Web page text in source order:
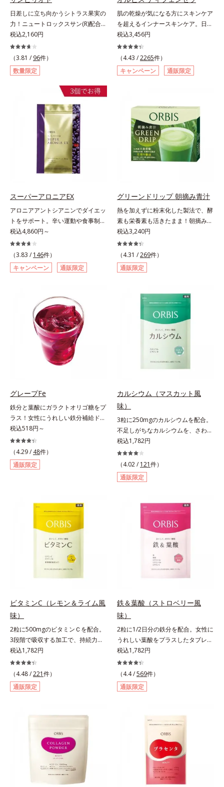
差で届けるタイムデリバー設計をプ
ラスすることで体内に長く留め、最
大限アプローチしていきます。甘酸
っぱいパイン風味が口の中に爽やか
に広がる顆粒タイプ。水なしでもサ
ッと摂れます。
ンA＆ルテイン」、紫外線を気にか
ける女性こそ不足しやすい栄養素を
チャージして、安定した美しさをサ
ポートする「カルシウム＆ビタミン
D」の全６種類。体の中からキレイ
の土台を整え、美しさの次の一歩を
引き出します。水なしでOK、持ち
感覚でおいしく楽しく続けられま
日差しに立ち向かうシトラス果実の
力！ニュートロックスサン(R)配合の
インナーケア(*)。果実の力で日差し
に立ち向かうインナーケア(*)です。
強い紫外線が降り注ぐ南スペイン産
のシトラスとローズマリーから抽出
した話題の成分、「ニュートロック
スサン(R)」を配合。10年以上の研
究を重ねており、多くの国で実績の
ある夏のケア成分です。さらに夏の
ケアで有名なPLエキスと、欠かせな
い美容成分ビタミンCもプラス。独
自の製法でサポートします。飲むだ
けのケアなので、夏対策にありがち
な不快感やストレスは無し！ 時短
ケアにもなるため、忙しい方にもお
に早速、毎日2粒（目安）の新習慣
を始めましょう。* 紫外線などによ
り失われるビタミンCを中心とした
栄養成分の補給
税込2,160円
（3.81 / 96件）
数量限定
肌の乾燥が気になる方にスキンケア
を超えるインナースキンケア。日本
初(*1)“肌にもトクホ(*2)”！肌の乾燥
が気になる方に。高純度に精製した
米胚芽由来のグルコシルセラミドを
配合。「肌の水分を逃しにくくする
ため、肌の乾燥が気になる方に適し
アです。“飲むスキンケア”だから、
顔だけでなく、背中や足など、スキ
ンケア機能は全身にも。なかなか手
が回らない、ボディの乾燥対策にも
おすすめです。ゆずの爽やかな香り
とすっきりとした酸味が特徴の「ゆ
「マスカット風味」、ピーチの甘い
香りと爽やかな甘味が楽しめる「ピ
ーチ風味」の3種のフレーバーをご
用意。その日の気分に合わせてチョ
イスできるから、より飽きにくく、
水なしで飲めるから、毎日手軽にお
いしく続けられます。*1 販売商品
として。*2 許可表示：本品に含ま
め、肌の乾燥が気になる方に適して
税込3,456円
（4.43 /2265件）
キャンペーン
通販限定
スーパーアロニアEX
アロニアアントシアニンでダイエッ
トをサポート。辛い運動や食事制限
に立ち向かう、大人の“燃える気持
ち”を応援。年齢を重ねるほど、ダ
イエットが続かないと感じる方に。
チョークベリーとも呼ばれる東欧産
の健康果実アロニアの、アロニアア
トする、ダイエットサポートサプリ
メントです。アロニアを研究し続け
てきたオルビスが高品質のアロニア
にこだわり、その特有成分を抽出。
安定して一定量配合できるよう、規
格化しました。オルビスのアロニア
シリーズNo.1の配合量を誇る、ア
有。さらに年齢ダイエッターをサポ
ートする成分として、研究チームが
400種以上の植物エキスを試してた
どり着いたオリーブ葉エキスと、古
くからぽかぽか成分として重宝され
てきたブラックジンジャー、ケイヒ
も配合しました。大人のやる気を燃
やし、年齢ダイエットを熱く応援し
ン30mgが含有されています（2粒
税込4,860円～
（3.83 / 146件）
キャンペーン
通販限定
グリーンドリップ 朝摘み青汁
熱を加えずに粉末化した製法で、酵
素も栄養素も活きたまま！朝摘みの
すっきり飲みやすい青汁。朝摘んだ
ばかりの大麦若葉を熱をかけない製
法で、酵素や50種類以上の栄養素を
活きたまま粉末化した青汁です。酵
素が活きているので、加熱したもの
く、スッキリとした味わいに仕上が
りました。圧縮しているため栄養成
分の細胞壁が壊れ、吸収されやすい
状態に。固い繊維は取り除き、ぎゅ
っと搾り取った貴重なエキスのみを
使用しています。
税込3,240円
（4.31 /269件）
通販限定
グレープFe
鉄分と葉酸にガラクトオリゴ糖をプ
ラス！女性にうれしい鉄分補給ドリ
ンク。1本に、ほうれん草約2.1束分
(*)の鉄分と、葉酸とガラクトオリゴ
糖を配合した、飲みやすい鉄分補給
ドリンクです。女性特有の周期をラ
クにサポートする3つの成分を凝縮
に必要な鉄分の不足分を効率よく1
本で補給できます。赤ブドウと白ブ
ドウの果汁をすっきり飲みやすくブ
レンド。フレッシュな味なので、ゴ
クゴク飲めるおいしさです。* 「五
訂増補日本食品標準成分表2020」
より、ほうれん草（ゆで）1束210g
税込518円～
（4.29 / 48件）
通販限定
カルシウム（マスカット風
味）
3粒に250mgのカルシウムを配合。
不足しがちなカルシウムを、さわや
かな甘さのマスカット風味で。3粒
にお魚約4.5尾分（*1）のカルシウ
ムを配合したタブレット。どんどん
不足していくカルシウムを、手軽に
おいしくチャージできる、さわやか
「五訂増補日本食品標準成分表
2010」より、さんま（生）1尾
175gとして可食部換算した場合。
税込1,782円
（4.02 / 121件）
通販限定
ビタミンC（レモン＆ライム風
味）
2粒に500mgのビタミンＣを配合。
3段階で吸収する加工で、持続力が
ぐんとアップ。ビタミンC（レモン
＆ライム風味）は、栄養機能食品で
すビタミンCは、皮膚や粘膜の健康
維持を助けるとともに、抗酸化作用
を持つ栄養素です。2粒にレモン約
ました。3段階でゆっくり吸収する
よい酸味で食べやすい、レモン＆ラ
イム風味です。*1 : 社団法人全国清
涼飲料工業会の取り決めに基づきレ
モン果実1個（120g）当り20mgと
して可食部換算した場合。
税込1,782円
（4.48 /221件）
通販限定
鉄＆葉酸（ストロベリー風
味）
2粒に1/2日分の鉄分を配合。女性に
うれしい葉酸をプラスしたタブレッ
トタイプ。2粒にプルーン約50個分
（*1）もの鉄分を配合し、さらに女
性周期をサポートする葉酸をプラス
しました。甘酸っぱくて続けやす
い、ストロベリー風味です。*1 :
（10.6g）として可食部換算した場
税込1,782円
（4.4 /569件）
通販限定